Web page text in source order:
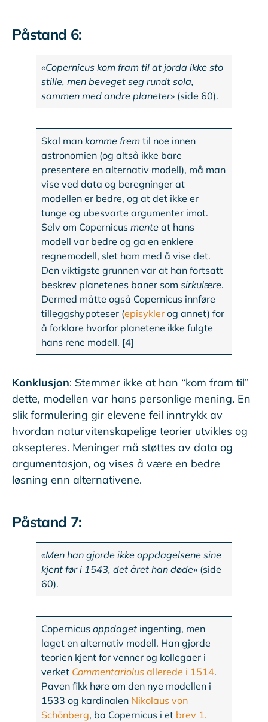
Påstand 6:
«Copernicus kom fram til at jorda ikke sto
stille, men beveget seg rundt sola,
sammen med andre planeter» (side 60).
Skal mankomme frem til noe innen
astronomien (og altså ikke bare
presentere en alternativ modell), må man
vise ved data og beregninger at
modellen er bedre, og at det ikke er
tunge og ubesvarte argumenter imot.
Selv om Copernicusmenteat hans
modell var bedre og ga en enklere
regnemodell, slet ham med å vise det.
Den viktigste grunnen var at han fortsatt
beskrev planetenes baner somsirkulære.
Dermed måtte også Copernicus innføre
tilleggshypoteser (episyklerog annet) for
å forklare hvorfor planetene ikke fulgte
hans rene modell. [4]
Konklusjon: Stemmer ikke at han “kom fram til”
dette, modellen var hans personlige mening. En
slik formulering gir elevene feil inntrykk av
hvordan naturvitenskapelige teorier utvikles og
aksepteres. Meninger må støttes av data og
argumentasjon, og vises å være en bedre
løsning enn alternativene.
Påstand 7:
«Men han gjorde ikke oppdagelsene sine
kjent før i 1543, det året han døde» (side
60).
Copernicusoppdaget ingenting, men
laget en alternativ modell. Han gjorde
teorien kjent for venner og kollegaer i
verket Commentariolus allerede i 1514.
Paven fikk høre om den nye modellen i
1533 og kardinalen Nikolaus von
Schönberg, ba Copernicus i et brev 1.